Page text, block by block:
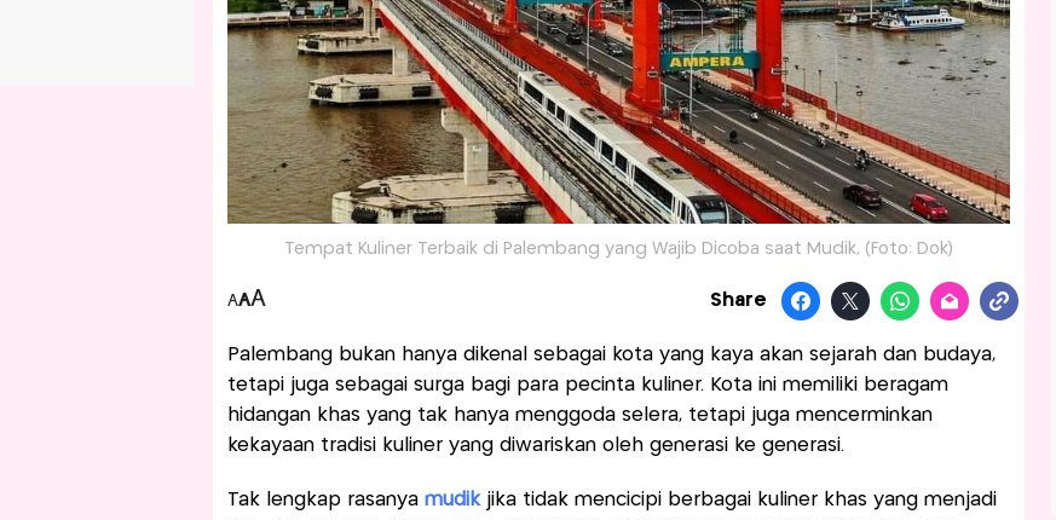
Tempat Kuliner Terbaik di Palembang yang Wajib Dicoba saat Mudik, (Foto: Dok)
AAA Share
Palembang bukan hanya dikenal sebagai kota yang kaya akan sejarah dan budaya,
tetapi juga sebagai surga bagi para pecinta kuliner. Kota ini memiliki beragam
hidangan khas yang tak hanya menggoda selera, tetapi juga mencerminkan
kekayaan tradisi kuliner yang diwariskan oleh generasi ke generasi.
Tak lengkap rasanya mudikjika tidak mencicipi berbagai kuliner khas yang menjadi